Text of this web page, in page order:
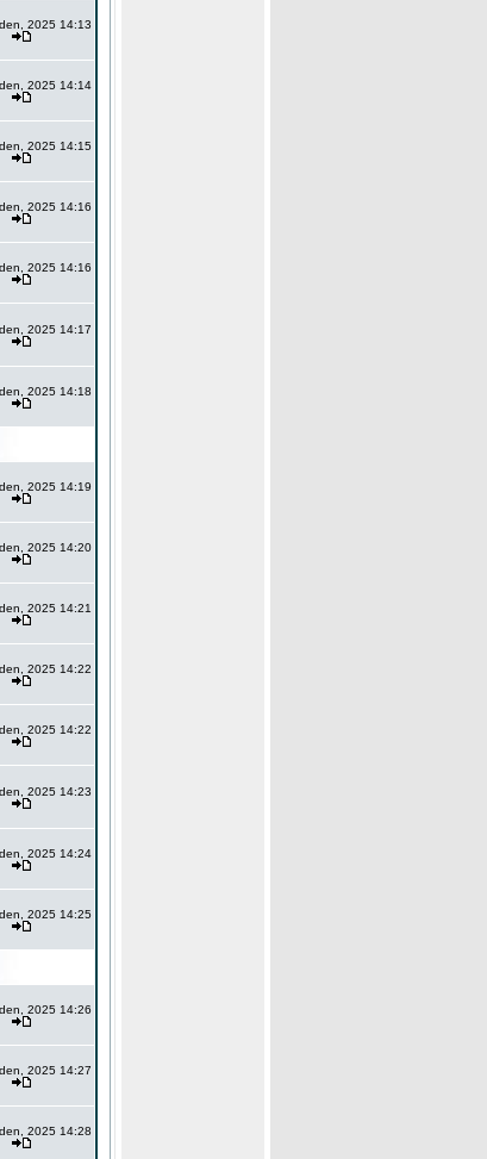
2025 14:13
2025 14:14
2025 14:15
2025 14:16
2025 14:16
2025 14:17
2025 14:18
2025 14:19
2025 14:20
2025 14:21
2025 14:22
2025 14:22
2025 14:23
2025 14:24
2025 14:25
2025 14:26
2025 14:27
2025 14:28